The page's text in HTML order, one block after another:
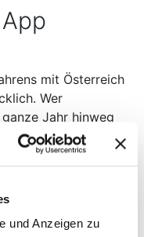
und Anzeigen zu
mit Österreich
Wer
Jahr hinweg
Fahrräder,
zahlreiche
du: